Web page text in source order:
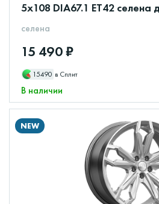
5x108 DIA67.1 ET42 селена
селена
15 490 ₽
15490 в Сплит
В наличии
NEW